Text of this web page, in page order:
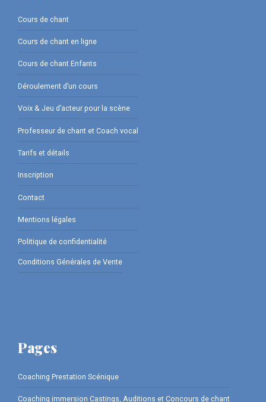
Cours de chant
Cours de chant en ligne
Cours de chant Enfants
Déroulement d’un cours
Voix & Jeu d’acteur pour la scène
Professeur de chant et Coach vocal
Tarifs et détails
Inscription
Contact
Mentions légales
Politique de confidentialité
Conditions Générales de Vente
Pages
Coaching Prestation Scénique
Coaching immersion Castings, Auditions et Concours de chant